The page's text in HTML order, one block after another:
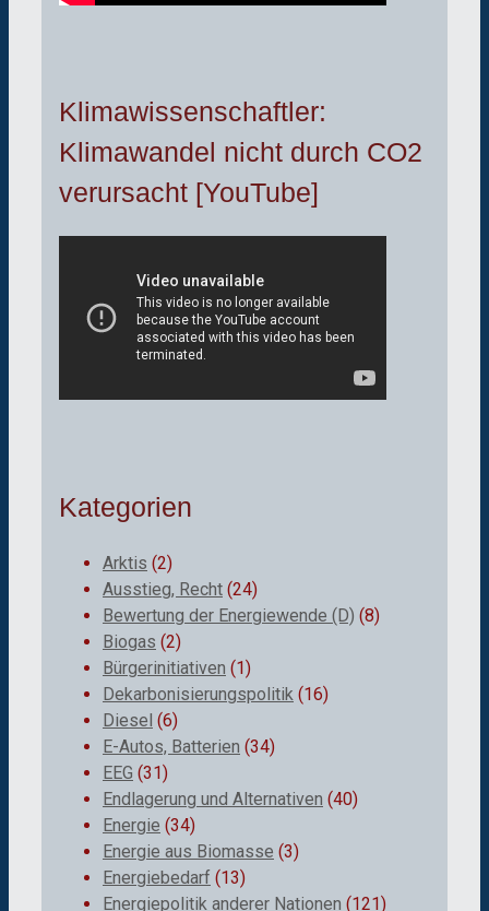
Klimawissenschaftler:
Klimawandel nicht durch CO2
verursacht [YouTube]
Kategorien
Arktis (2)
Ausstieg, Recht (24)
Bewertung der Energiewende (D) (8)
Biogas (2)
Bürgerinitiativen (1)
Dekarbonisierungspolitik (16)
Diesel (6)
E-Autos, Batterien (34)
EEG (31)
Endlagerung und Alternativen (40)
Energie (34)
Energie aus Biomasse (3)
Energiebedarf (13)
Energiepolitik anderer Nationen (121)